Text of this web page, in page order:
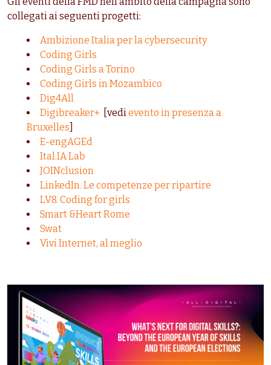
collegati ai seguenti progetti:
Ambizione Italia per la cybersecurity
Coding Girls
Coding Girls a Torino
Coding Girls in Mozambico
Dig4All
Digibreaker+ [vedievento in presenza a
Bruxelles
E-engAGEd
Ital.IA Lab
JOINclusion
LinkedIn. Le competenze per ripartire
LV8. Coding for girls
Smart &Heart Rome
Swat
Vivi Internet, al meglio